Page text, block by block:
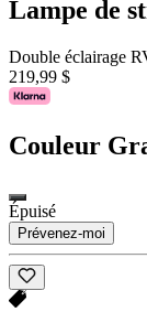
Lampe de
Double éclairage
219,99 $
Couleur
Épuisé
Prévenez-moi